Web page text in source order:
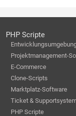
PHP Scripte
Projektmanagement-
E-Commerce
Clone-Scripts
Marktplatz-Software
Ticket &
PHP Scripte